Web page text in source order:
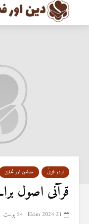
اردو فتویٰ مضامین اور تحقیق
قرآنی اصول
21 Ekim 2024 54 پوسٹ